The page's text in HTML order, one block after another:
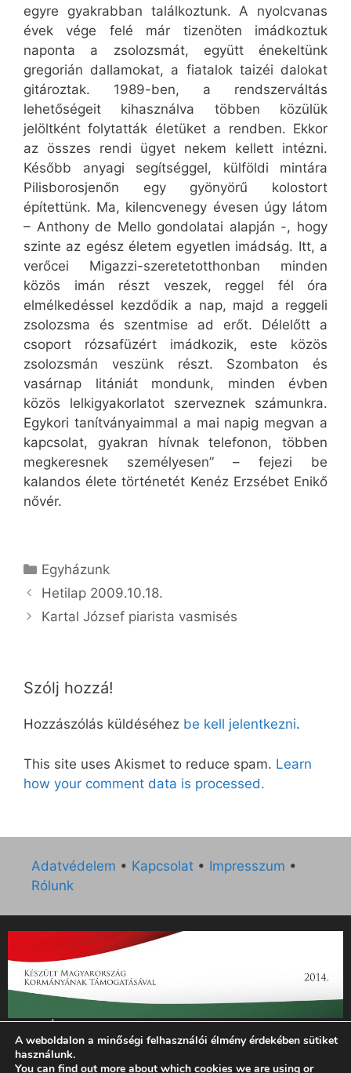
egyre gyakrabban találkoztunk. A nyolcvanas
évek vége felé már tizenöten imádkoztuk
naponta a zsolozsmát, együtt énekeltünk
gregorián dallamokat, a fiatalok taizéi dalokat
gitároztak. 1989-ben, a rendszerváltás
lehetőségeit kihasználva többen közülük
jelöltként folytatták életüket a rendben. Ekkor
az összes rendi ügyet nekem kellett intézni.
Később anyagi segítséggel, külföldi mintára
Pilisborosjenőn egy gyönyörű kolostort
építettünk. Ma, kilencvenegy évesen úgy látom
– Anthony de Mello gondolatai alapján -, hogy
szinte az egész életem egyetlen imádság. Itt, a
verőcei Migazzi-szeretetotthonban minden
közös imán részt veszek, reggel fél óra
elmélkedéssel kezdődik a nap, majd a reggeli
zsolozsma és szentmise ad erőt. Délelőtt a
csoport rózsafüzért imádkozik, este közös
zsolozsmán veszünk részt. Szombaton és
vasárnap litániát mondunk, minden évben
közös lelkigyakorlatot szerveznek számunkra.
Egykori tanítványaimmal a mai napig megvan a
kapcsolat, gyakran hívnak telefonon, többen
megkeresnek személyesen” – fejezi be
kalandos élete történetét Kenéz Erzsébet Enikő
nővér.
Kategória
Egyházunk
Hetilap 2009.10.18.
Kartal József piarista vasmisés
Szólj hozzá!
Hozzászólás küldéséhez be kell jelentkezni.
This site uses Akismet to reduce spam. Learn
how your comment data is processed.
Adatvédelem • Kapcsolat • Impresszum •
Rólunk
„Az Új Ember katolikus hetilap 2014. évi működésének
támogatását az EGYH-KCP-14-P-0121 sz. támogatási
szerződés keretében 3 000 000 Ft összegben támogatta az
A weboldalon a minőségi felhasználói élmény érdekében sütiket
használunk.
You can find out more about which cookies we are using or